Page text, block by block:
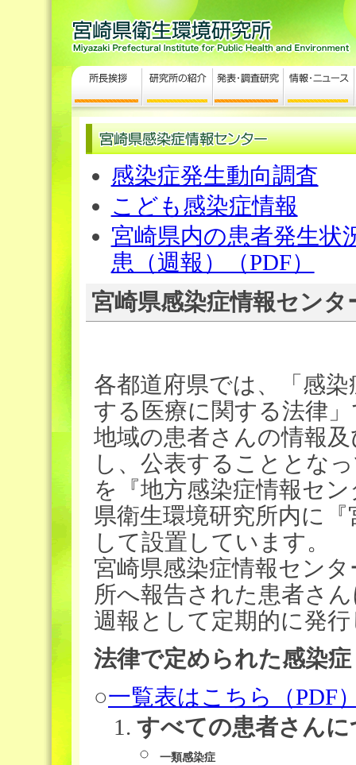
感染症発生動向調査
こども感染症情報
宮崎県内の患者発生状
患（週報）（PDF）
宮崎県感染症情報セン
各都道府県では、「感
する医療に関する法律
地域の患者さんの情報
し、公表することとな
を『地方感染症情報セ
県衛生環境研究所内に
して設置しています。
宮崎県感染症情報セン
所へ報告された患者さ
週報として定期的に発
法律で定められた感染症
○一覧表はこちら（PDF
すべての患者さん
一類感染症